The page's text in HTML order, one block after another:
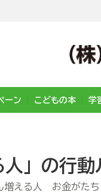
ーン こどもの本 学
人」の行
増える人 お金がた